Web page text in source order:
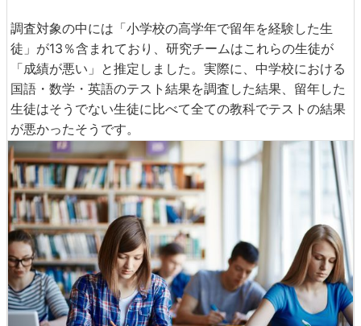
調査対象の中には「小学校の高学年で留年を経験した生
徒」が13％含まれており、研究チームはこれらの生徒が
「成績が悪い」と推定しました。実際に、中学校における
国語・数学・英語のテスト結果を調査した結果、留年した
生徒はそうでない生徒に比べて全ての教科でテストの結果
が悪かったそうです。